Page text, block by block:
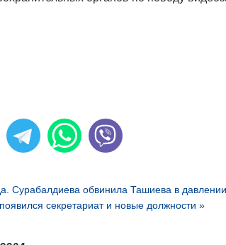
Сурабалдиева обвинила Ташиева в
секретариат и новые должности »